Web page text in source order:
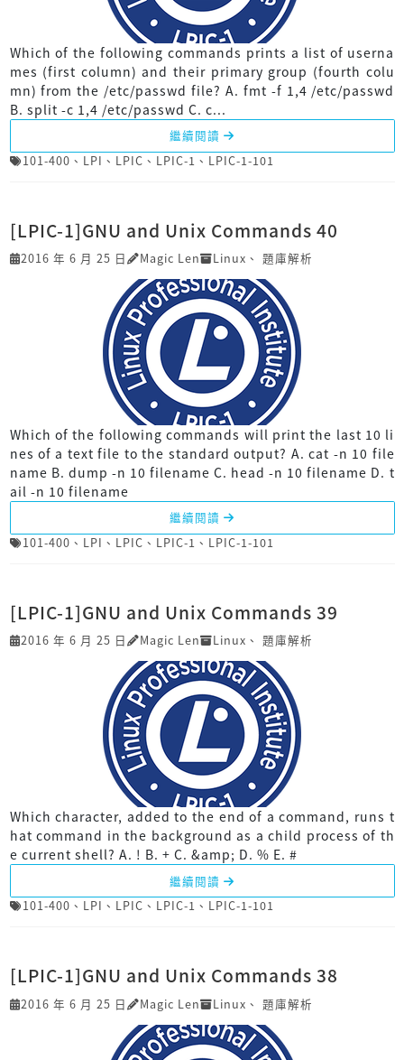
Which of the following commands prints a list of userna
mes (first column) and their primary group (fourth colu
mn) from the /etc/passwd file? A. fmt -f 1,4 /etc/passwd
B. split -c 1,4 /etc/passwd C. c...
繼續閱讀
101-400 、 LPI 、 LPIC 、 LPIC-1 、 LPIC-1-101
[LPIC-1]GNU and Unix Commands 40
2016 年 6 月 25 日 Magic Len Linux 、 題庫解析
Which of the following commands will print the last 10 li
nes of a text file to the standard output? A. cat -n 10 file
name B. dump -n 10 filename C. head -n 10 filename D. t
ail -n 10 filename
繼續閱讀
101-400 、 LPI 、 LPIC 、 LPIC-1 、 LPIC-1-101
[LPIC-1]GNU and Unix Commands 39
2016 年 6 月 25 日 Magic Len Linux 、 題庫解析
Which character, added to the end of a command, runs t
hat command in the background as a child process of th
e current shell? A. ! B. + C. &amp; D. % E. #
繼續閱讀
101-400 、 LPI 、 LPIC 、 LPIC-1 、 LPIC-1-101
[LPIC-1]GNU and Unix Commands 38
2016 年 6 月 25 日 Magic Len Linux 、 題庫解析